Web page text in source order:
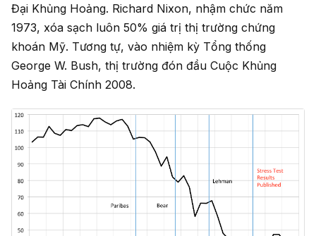
Đại Khủng Hoảng. Richard Nixon, nhậm chức năm
1973, xóa sạch luôn 50% giá trị thị trường chứng
khoán Mỹ. Tương tự, vào nhiệm kỳ Tổng thống
George W. Bush, thị trường đón đầu Cuộc Khủng
Hoảng Tài Chính 2008.